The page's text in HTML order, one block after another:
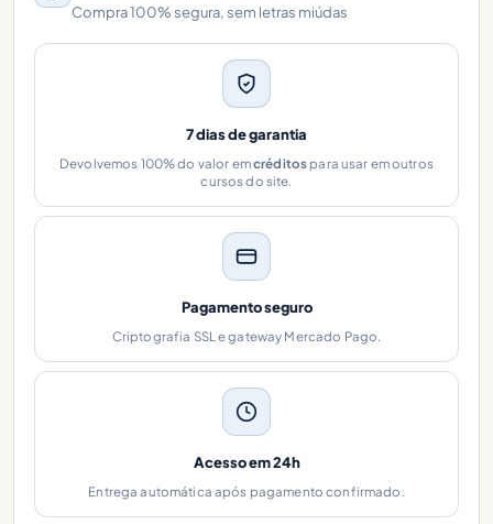
Compra 100% segura, sem letras miúdas
7 dias de garantia
Devolvemos 100% do valor emcréditos para usar em outros
cursos do site.
Pagamento seguro
Criptografia SSL e gateway Mercado Pago.
Acesso em 24h
Entrega automática após pagamento confirmado.